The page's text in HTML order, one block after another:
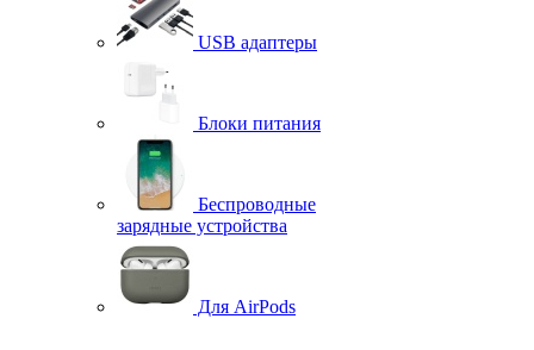
USB адаптеры
Блоки питания
Беспроводные
зарядные устройства
Для AirPods